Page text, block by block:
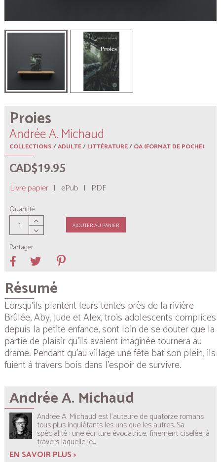
Proies
Andrée A. Michaud
COLLECTIONS/ADULTE/LITTÉRATURE/QA (FORMAT DE POCHE)
CAD$19.95
Livre papier | ePub | PDF
Quantité
AJOUTER AU PANIER
Partager
Résumé
Lorsqu’ils plantent leurs tentes près de la rivière
Brûlée, Aby, Jude et Alex, trois adolescents complices
depuis la petite enfance, sont loin de se douter que la
partie de plaisir qu’ils avaient imaginée tournera au
drame. Pendant qu’au village une fête bat son plein, ils
fuient à travers bois dans l’espoir de survivre.
Andrée A. Michaud
Andrée A. Michaud est l’auteure de quatorze romans
tous plus inquiétants les uns que les autres. Sa
spécialité : une écriture évocatrice, finement ciselée, à
travers laquelle le...
EN SAVOIR PLUS >